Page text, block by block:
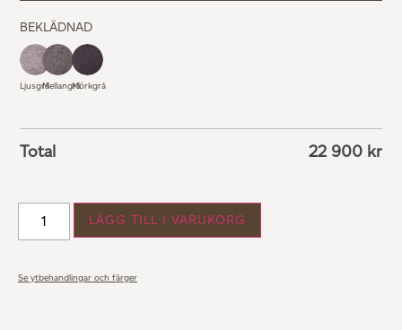
BEKLÄDNAD
LjusgråMellangråMörkgrå
Total 22 900 kr
LÄGG TILL I VARUKORG
Se ytbehandlingar och färger